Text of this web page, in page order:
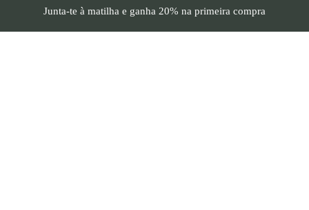
Junta-te à matilha e ganha 20% na primeira compra